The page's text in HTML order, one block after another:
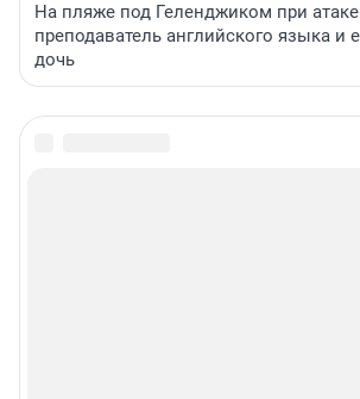
На пляже под Геленджиком при
преподаватель английского языка и
дочь